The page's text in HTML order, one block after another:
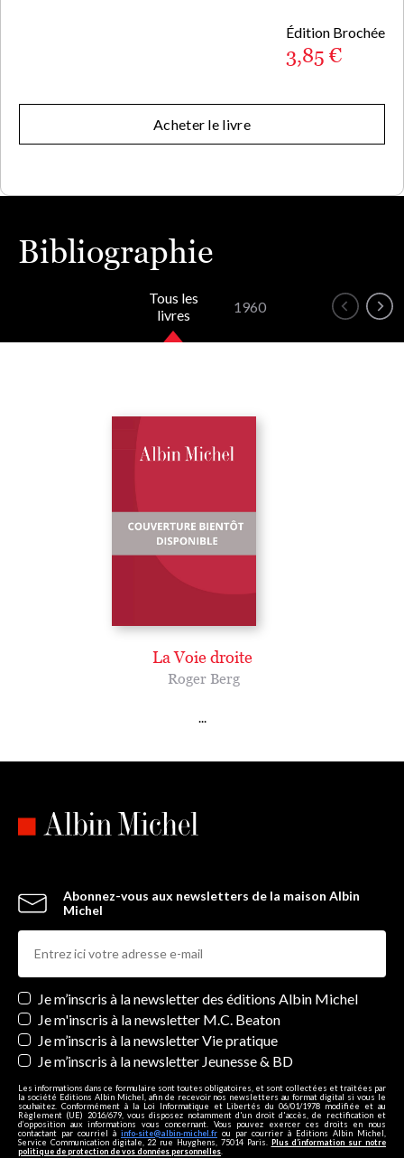
Édition Brochée
3,85 €
Acheter le livre
Bibliographie
Tous les
livres
1960
La Voie droite
Roger Berg
...
Abonnez-vous aux newsletters de la maison Albin
Michel
Newsletters
Je m’inscris à la newsletter des éditions Albin Michel
Je m'inscris à la newsletter M.C. Beaton
Je m’inscris à la newsletter Vie pratique
Je m’inscris à la newsletter Jeunesse & BD
Les informations dans ce formulaire sont toutes obligatoires, et sont collectées et traitées par
la société Editions Albin Michel, afin de recevoir nos newsletters au format digital si vous le
souhaitez. Conformément à la Loi Informatique et Libertés du 06/01/1978 modifiée et au
Règlement (UE) 2016/679, vous disposez notamment d'un droit d'accès, de rectification et
d’opposition aux informations vous concernant. Vous pouvez exercer ces droits en nous
contactant par courriel à info-site@albin-michel.fr ou par courrier à Editions Albin Michel,
Service Communication digitale, 22 rue Huyghens, 75014 Paris. Plus d’information sur notre
politique de protection de vos données personnelles